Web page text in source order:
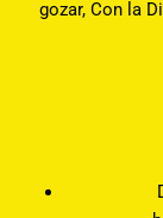
gozar, Con la